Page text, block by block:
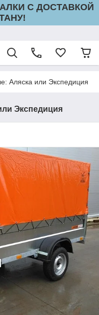
С ДОСТАВКОЙ
Аляска или Экспедиция
Экспедиция